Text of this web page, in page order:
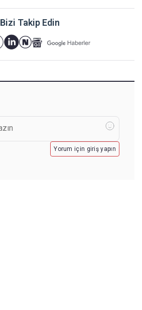
Bizi Takip Edin
Yorum için giriş yapın